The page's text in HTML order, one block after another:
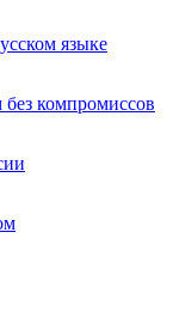
языке
компромиссов